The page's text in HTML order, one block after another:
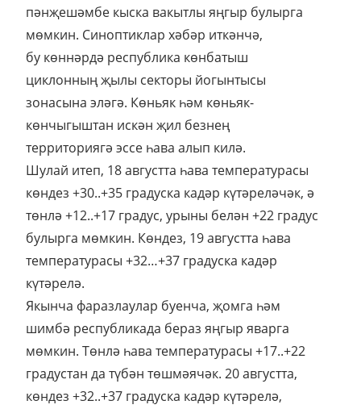
пәнҗешәмбе кыска вакытлы яңгыр булырга
мөмкин. Синоптиклар хәбәр иткәнчә,
бу көннәрдә республика көнбатыш
циклонның җылы секторы йогынтысы
зонасына эләгә. Көньяк һәм көньяк-
көнчыгыштан искән җил безнең
территориягә эссе һава алып килә.
Шулай итеп, 18 августта һава температурасы
көндез +30..+35 градуска кадәр күтәреләчәк, ә
төнлә +12..+17 градус, урыны белән +22 градус
булырга мөмкин. Көндез, 19 августта һава
температурасы +32…+37 градуска кадәр
күтәрелә.
Якынча фаразлаулар буенча, җомга һәм
шимбә республикада бераз яңгыр яварга
мөмкин. Төнлә һава температурасы +17..+22
градустан да түбән төшмәячәк. 20 августта,
көндез +32..+37 градуска кадәр күтәрелә,